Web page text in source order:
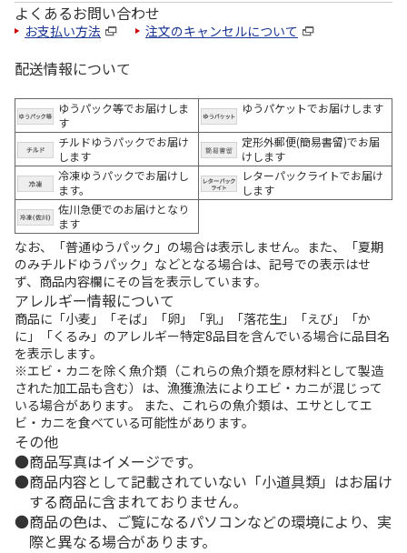
よくあるお問い合わせ
お支払い方法 注文のキャンセルについて
配送情報について
ゆうパック等でお届けしま
す
ゆうパケットでお届けします
チルドゆうパックでお届け
します
定形外郵便(簡易書留)でお届
けします
冷凍ゆうパックでお届けし
ます。
レターパックライトでお届け
します
佐川急便でのお届けとなり
ます
なお、「普通ゆうパック」の場合は表示しません。また、「夏期
のみチルドゆうパック」などとなる場合は、記号での表示はせ
ず、商品内容欄にその旨を表示しています。
アレルギー情報について
商品に「小麦」「そば」「卵」「乳」「落花生」「えび」「か
に」「くるみ」のアレルギー特定8品目を含んでいる場合に品目名
を表示します。
※エビ・カニを除く魚介類（これらの魚介類を原材料として製造
された加工品も含む）は、漁獲漁法によりエビ・カニが混じって
いる場合があります。 また、これらの魚介類は、エサとしてエ
ビ・カニを食べている可能性があります。
その他
商品写真はイメージです。
商品内容として記載されていない「小道具類」はお届け
する商品に含まれておりません。
商品の色は、ご覧になるパソコンなどの環境により、実
際と異なる場合があります。